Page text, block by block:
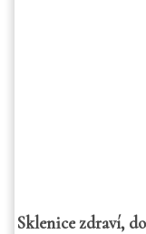
Sklenice zdraví,